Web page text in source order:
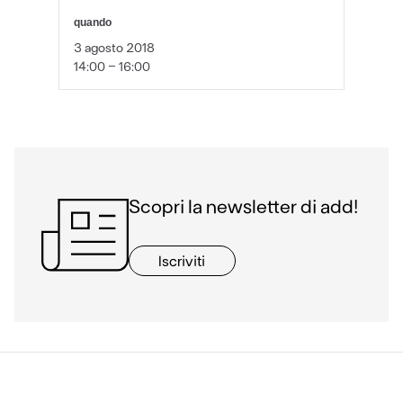
quando
3 agosto 2018
14:00 - 16:00
Scopri la newsletter di add!
Iscriviti